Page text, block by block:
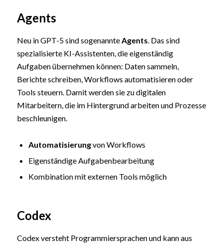
Agents
Neu in GPT-5 sind sogenannteAgents. Das sind
spezialisierte KI-Assistenten, die eigenständig
Aufgaben übernehmen können: Daten sammeln,
Berichte schreiben, Workflows automatisieren oder
Tools steuern. Damit werden sie zu digitalen
Mitarbeitern, die im Hintergrund arbeiten und Prozesse
beschleunigen.
Automatisierungvon Workflows
Eigenständige Aufgabenbearbeitung
Kombination mit externen Tools möglich
Codex
Codex versteht Programmiersprachen und kann aus